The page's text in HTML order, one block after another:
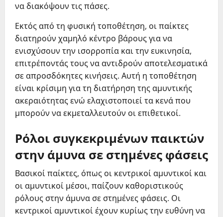
να διακόψουν τις πάσες.
Εκτός από τη φυσική τοποθέτηση, οι παίκτες
διατηρούν χαμηλό κέντρο βάρους για να
ενισχύσουν την ισορροπία και την ευκινησία,
επιτρέποντάς τους να αντιδρούν αποτελεσματικά
σε απροσδόκητες κινήσεις. Αυτή η τοποθέτηση
είναι κρίσιμη για τη διατήρηση της αμυντικής
ακεραιότητας ενώ ελαχιστοποιεί τα κενά που
μπορούν να εκμεταλλευτούν οι επιθετικοί.
Ρόλοι συγκεκριμένων παικτών
στην άμυνα σε στημένες φάσεις
Βασικοί παίκτες, όπως οι κεντρικοί αμυντικοί και
οι αμυντικοί μέσοι, παίζουν καθοριστικούς
ρόλους στην άμυνα σε στημένες φάσεις. Οι
κεντρικοί αμυντικοί έχουν κυρίως την ευθύνη να